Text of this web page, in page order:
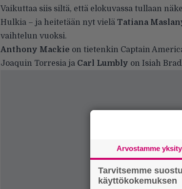
Vaikuttaa siis siltä, että elokuvassa tullaan
Hulkia – ja heitetään nyt vielä Tatiana
vaihtelun vuoksi.
Anthony Mackie on tietenkin Captain
Joaquin Torresia ja Carl Lumbly on Isiah
Arvostamme
Tarvitsemme
käyttökokemuksen